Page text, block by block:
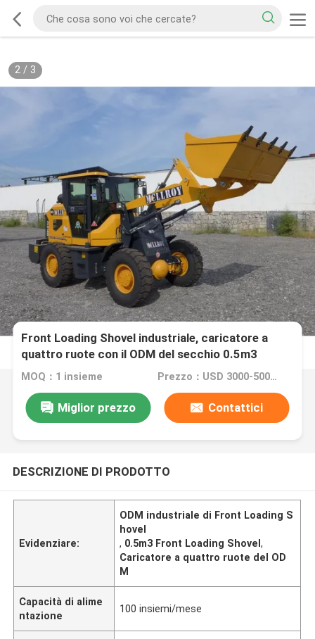
2/ 3
Front Loading Shovel industriale, caricatore a
quattro ruote con il ODM del secchio 0.5m3
MOQ：1 insieme Prezzo：USD 3000-5000/Unit
Miglior prezzo Contattici
DESCRIZIONE DI PRODOTTO
Evidenziare:
ODM industriale di Front Loading S
hovel
, 0.5m3 Front Loading Shovel,
Caricatore a quattro ruote del OD
M
Capacità di alime
ntazione
100 insiemi/mese